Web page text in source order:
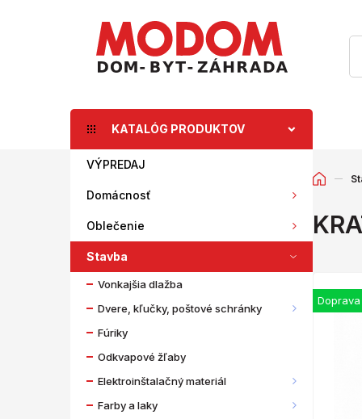
KATALÓG PRODUKTOV
VÝPREDAJ
Domácnosť
Oblečenie
Stavba
Vonkajšia dlažba
Dvere, kľučky, poštové schránky
Fúriky
Odkvapové žľaby
Elektroinštalačný materiál
Farby a laky